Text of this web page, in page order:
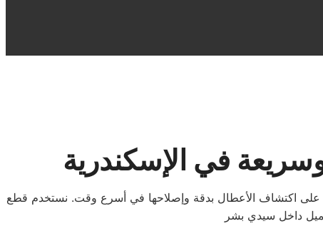
في الإسكندرية
على اكتشاف الأعطال بدقة وإصلاحها في أسرع وقت. نستخدم قطع